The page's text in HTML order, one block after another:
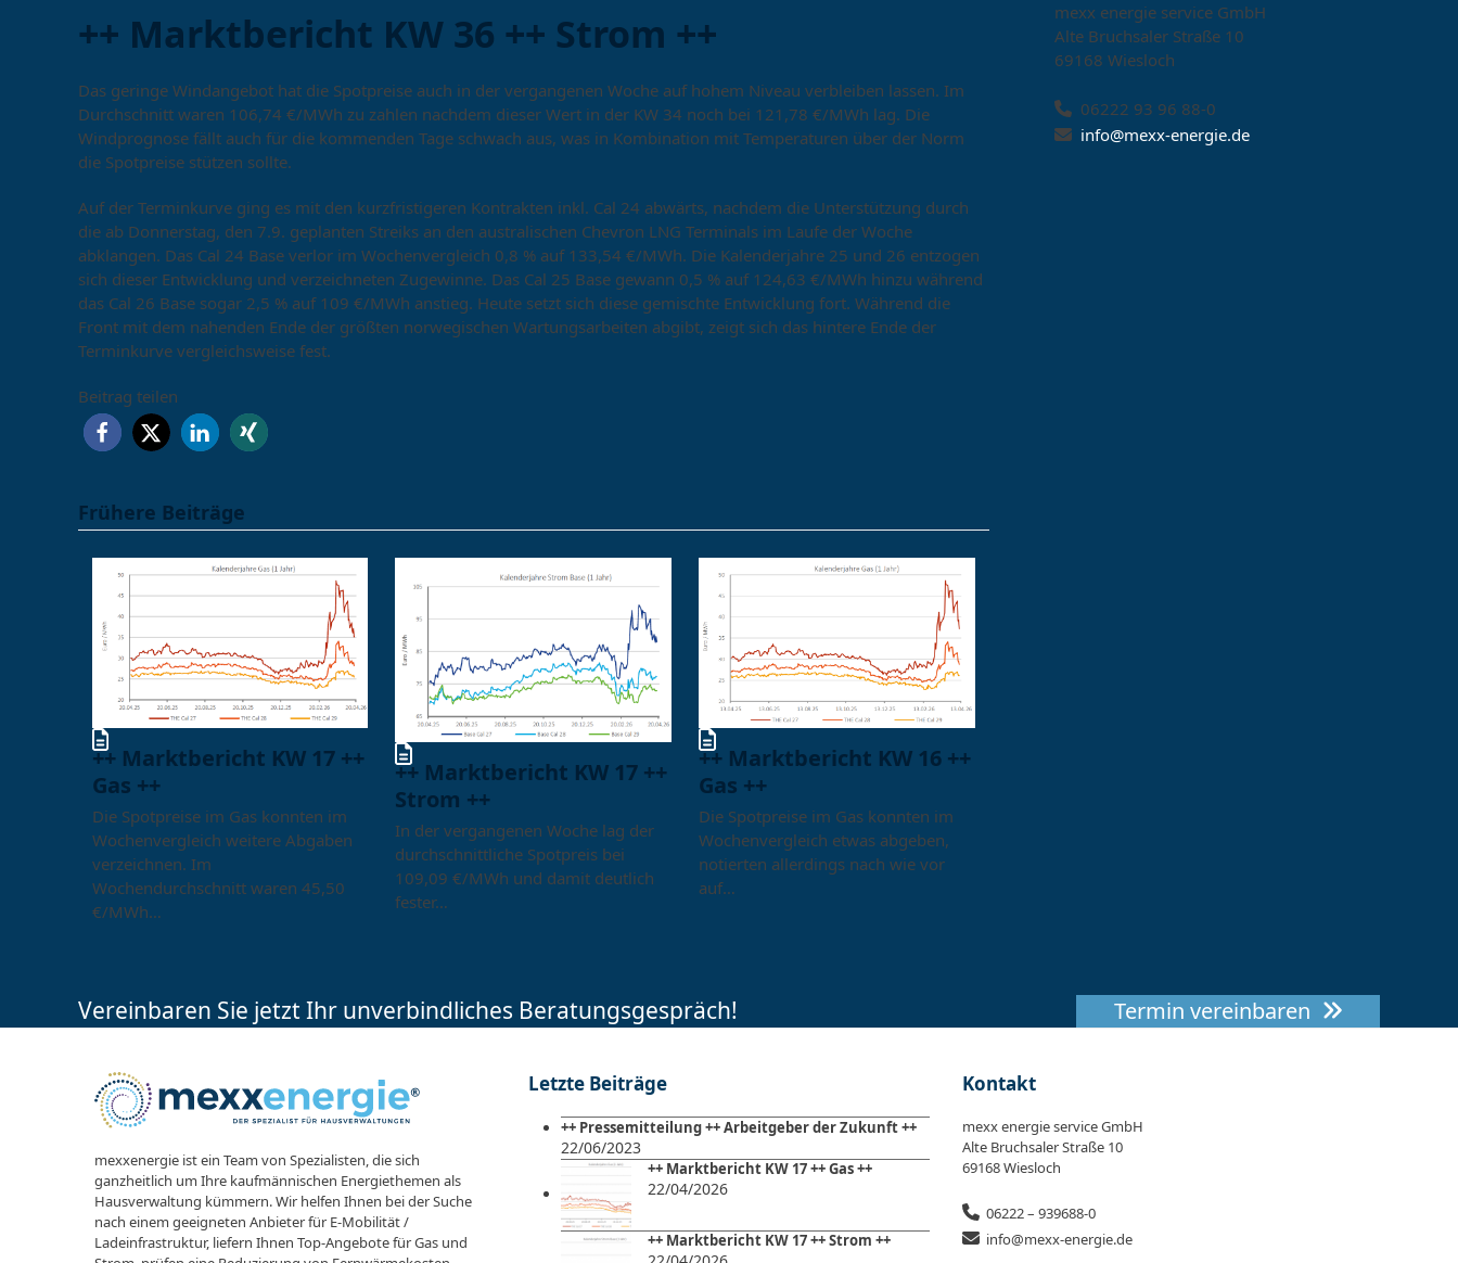
++ Marktbericht KW 36 ++ Strom ++
Das geringe Windangebot hat die Spotpreise auch in der vergangenen Woche auf hohem Niveau verbleiben lassen. Im
Durchschnitt waren 106,74 €/MWh zu zahlen nachdem dieser Wert in der KW 34 noch bei 121,78 €/MWh lag. Die
Windprognose fällt auch für die kommenden Tage schwach aus, was in Kombination mit Temperaturen über der Norm
die Spotpreise stützen sollte.
Auf der Terminkurve ging es mit den kurzfristigeren Kontrakten inkl. Cal 24 abwärts, nachdem die Unterstützung durch
die ab Donnerstag, den 7.9. geplanten Streiks an den australischen Chevron LNG Terminals im Laufe der Woche
abklangen. Das Cal 24 Base verlor im Wochenvergleich 0,8 % auf 133,54 €/MWh. Die Kalenderjahre 25 und 26 entzogen
sich dieser Entwicklung und verzeichneten Zugewinne. Das Cal 25 Base gewann 0,5 % auf 124,63 €/MWh hinzu während
das Cal 26 Base sogar 2,5 % auf 109 €/MWh anstieg. Heute setzt sich diese gemischte Entwicklung fort. Während die
Front mit dem nahenden Ende der größten norwegischen Wartungsarbeiten abgibt, zeigt sich das hintere Ende der
Terminkurve vergleichsweise fest.
Beitrag teilen
Frühere Beiträge
++ Marktbericht KW 17 ++
Gas ++
Die Spotpreise im Gas konnten im
Wochenvergleich weitere Abgaben
verzeichnen. Im
Wochendurchschnitt waren 45,50
€/MWh…
++ Marktbericht KW 17 ++
Strom ++
In der vergangenen Woche lag der
durchschnittliche Spotpreis bei
109,09 €/MWh und damit deutlich
fester…
++ Marktbericht KW 16 ++
Gas ++
Die Spotpreise im Gas konnten im
Wochenvergleich etwas abgeben,
notierten allerdings nach wie vor
auf…
mexx energie service GmbH
Alte Bruchsaler Straße 10
69168 Wiesloch
06222 93 96 88-0
info@mexx-energie.de
Vereinbaren Sie jetzt Ihr unverbindliches Beratungsgespräch! Termin vereinbaren
mexxenergie ist ein Team von Spezialisten, die sich
ganzheitlich um Ihre kaufmännischen Energiethemen als
Hausverwaltung kümmern. Wir helfen Ihnen bei der Suche
nach einem geeigneten Anbieter für E-Mobilität /
Ladeinfrastruktur, liefern Ihnen Top-Angebote für Gas und
Letzte Beiträge
++ Pressemitteilung ++ Arbeitgeber der Zukunft ++
22/06/2023
++ Marktbericht KW 17 ++ Gas ++
22/04/2026
++ Marktbericht KW 17 ++ Strom ++
Kontakt
mexx energie service GmbH
Alte Bruchsaler Straße 10
69168 Wiesloch
06222 – 939688-0
info@mexx-energie.de